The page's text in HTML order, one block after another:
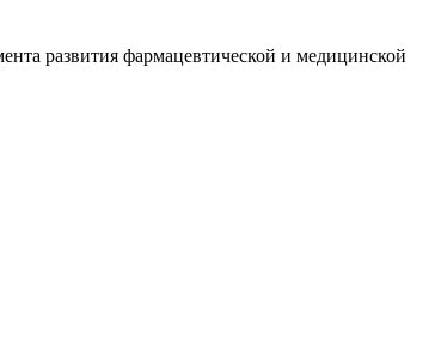
развития фармацевтической и медицинской